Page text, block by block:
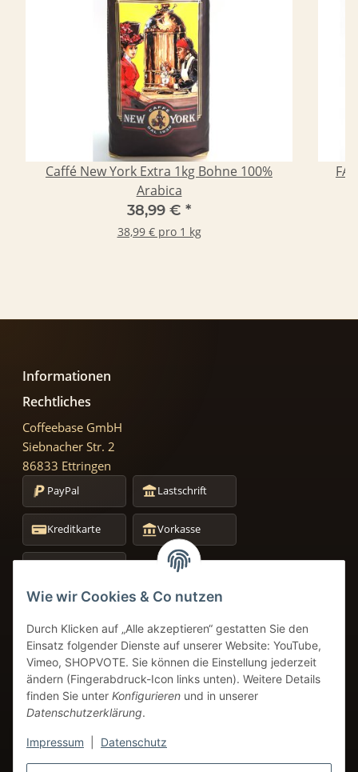
Wie wir Cookies & Co nutzen
Durch Klicken auf „Alle akzeptieren“ gestatten Sie den
Einsatz folgender Dienste auf unserer Website: YouTube,
Vimeo, SHOPVOTE. Sie können die Einstellung jederzeit
ändern (Fingerabdruck-Icon links unten). Weitere Details
finden Sie unter Konfigurieren und in unserer
Datenschutzerklärung.
Impressum Datenschutz
Caffé New York Extra 1kg Bohne 100%
Arabica
38,99 € *
38,99 € pro 1 kg
Informationen
Rechtliches
Coffeebase GmbH
Siebnacher Str. 2
86833 Ettringen
PayPal Lastschrift
Kreditkarte Vorkasse
+49 8249 9691934
info@coffeebase-gmbh.de
24h Verfügbarkeit